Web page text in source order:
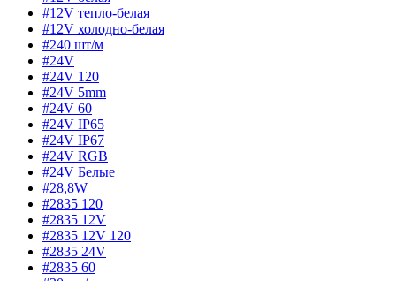
#12V тепло-белая
#12V холодно-белая
#240 шт/м
#24V
#24V 120
#24V 5mm
#24V 60
#24V IP65
#24V IP67
#24V RGB
#24V Белые
#28,8W
#2835 120
#2835 12V
#2835 12V 120
#2835 24V
#2835 60